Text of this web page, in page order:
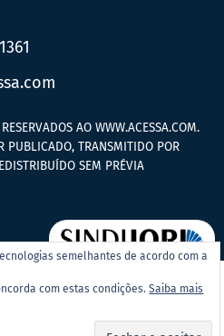
semelhantes de acordo com a
com estas condições.Saiba mais
AO WWW.ACESSA.COM.
PUBLICADO, TRANSMITIDO POR
SEM PRÉVIA